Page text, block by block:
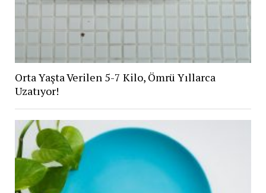
Orta Yaşta Verilen 5-7 Kilo, Ömrü Yıllarca
Uzatıyor!